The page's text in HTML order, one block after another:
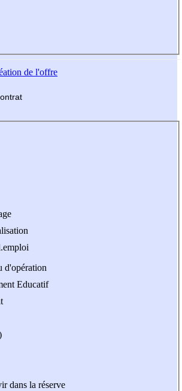
de l'offre
d'opération
Educatif
dans la réserve